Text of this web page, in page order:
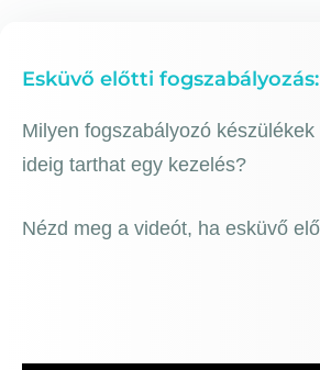
Esküvő előtti
Milyen fogszabályozó
ideig tarthat egy kezelés?
Nézd meg a videót, ha esküvő